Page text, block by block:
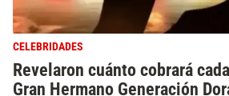
CELEBRIDADES
Revelaron cuánto cobrará
Gran Hermano Generación